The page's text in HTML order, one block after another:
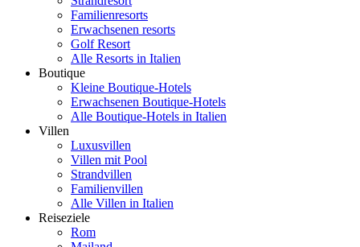
Familienresorts
Erwachsenen resorts
Golf Resort
Alle Resorts in Italien
Boutique
Kleine Boutique-Hotels
Erwachsenen Boutique-Hotels
Alle Boutique-Hotels in Italien
Villen
Luxusvillen
Villen mit Pool
Strandvillen
Familienvillen
Alle Villen in Italien
Reiseziele
Rom